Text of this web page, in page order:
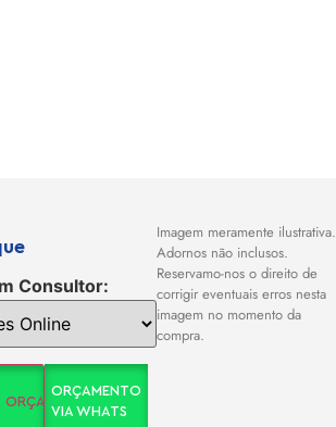
Consultor:
ORÇAMENTO
VIA WHATS
Imagem meramente ilustrativa.
Adornos não inclusos.
Reservamo-nos o direito de
corrigir eventuais erros nesta
imagem no momento da
compra.